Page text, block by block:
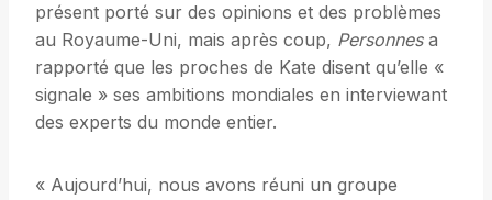
présent porté sur des opinions et des problèmes
au Royaume-Uni, mais après coup, Personnesa
rapporté que les proches de Kate disent qu’elle «
signale » ses ambitions mondiales en interviewant
des experts du monde entier.
« Aujourd’hui, nous avons réuni un groupe